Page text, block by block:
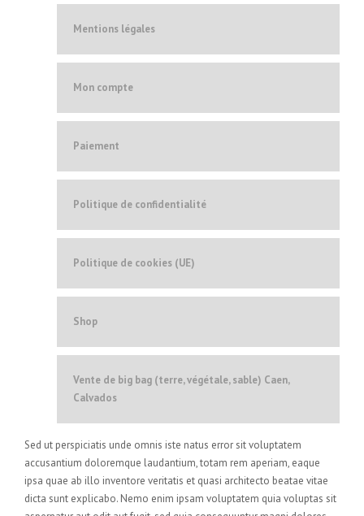
Mentions légales
Mon compte
Paiement
Politique de confidentialité
Politique de cookies (UE)
Shop
Vente de big bag (terre, végétale, sable) Caen,
Calvados
Sed ut perspiciatis unde omnis iste natus error sit voluptatem
accusantium doloremque laudantium, totam rem aperiam, eaque
ipsa quae ab illo inventore veritatis et quasi architecto beatae vitae
dicta sunt explicabo. Nemo enim ipsam voluptatem quia voluptas sit